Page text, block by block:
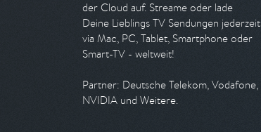
der Cloud auf. Streame oder lade
Deine Lieblings TV Sendungen jederzeit
via Mac, PC, Tablet, Smartphone oder
Smart-TV - weltweit!
Partner: Deutsche Telekom, Vodafone,
NVIDIA und Weitere.